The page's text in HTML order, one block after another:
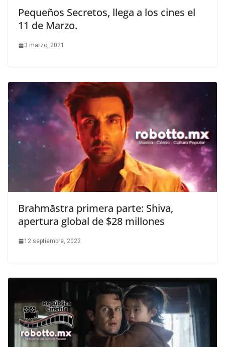
Pequeños Secretos, llega a los cines el
11 de Marzo.
3 marzo, 2021
Brahmāstra primera parte: Shiva,
apertura global de $28 millones
12 septiembre, 2022